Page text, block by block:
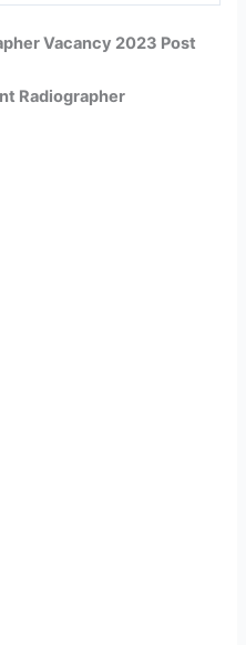
Vacancy 2023 Post
Radiographer